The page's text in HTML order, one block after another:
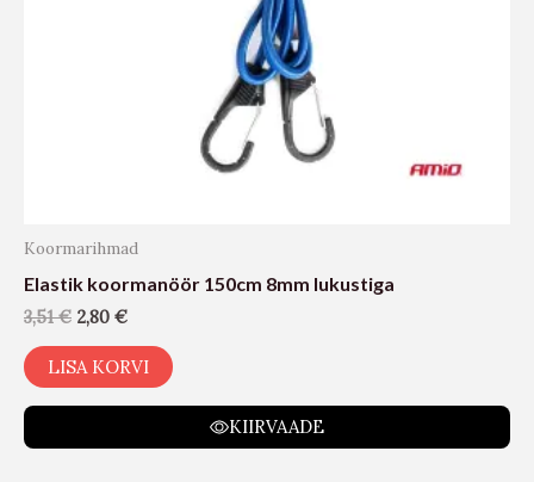
Koormarihmad
Elastik koormanöör 150cm 8mm lukustiga
3,51€ 2,80 €
LISA KORVI
KIIRVAADE